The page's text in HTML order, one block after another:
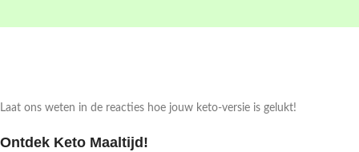
Laat ons weten in de reacties hoe jouw keto-versie is gelukt!
Ontdek Keto Maaltijd!